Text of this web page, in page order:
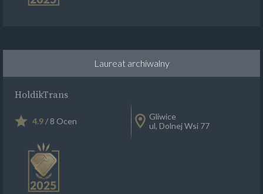
Laureat archiwalny
HoldikTrans
4.9/ 8 Ocen
Gliwice
ul, Dolnej Wsi 77